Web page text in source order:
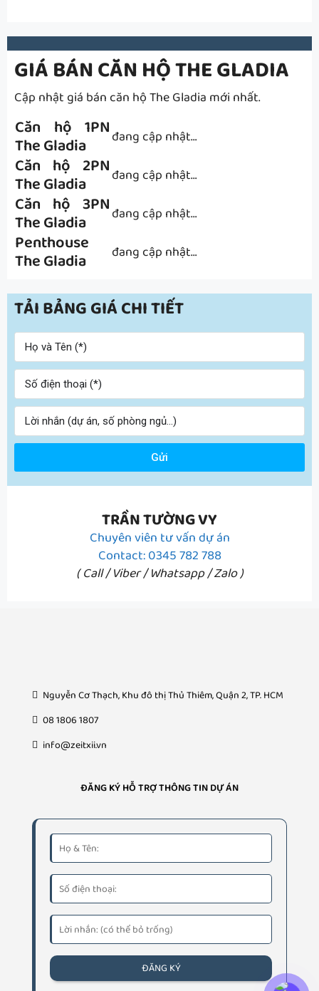
GIÁ BÁN CĂN HỘ THE GLADIA
Cập nhật giá bán căn hộ The Gladia mới nhất.
Căn hộ 1PN
The Gladia đang cập nhật…
Căn hộ 2PN
The Gladia đang cập nhật…
Căn hộ 3PN
The Gladia đang cập nhật…
Penthouse
The Gladia đang cập nhật…
TẢI BẢNG GIÁ CHI TIẾT
Gửi
TRẦN TƯỜNG VY
Chuyên viên tư vấn dự án
Contact: 0345 782 788
( Call / Viber / Whatsapp / Zalo )
Nguyễn Cơ Thạch, Khu đô thị Thủ Thiêm, Quận 2, TP. HCM
08 1806 1807
info@zeitxii.vn
ĐĂNG KÝ HỖ TRỢ THÔNG TIN DỰ ÁN